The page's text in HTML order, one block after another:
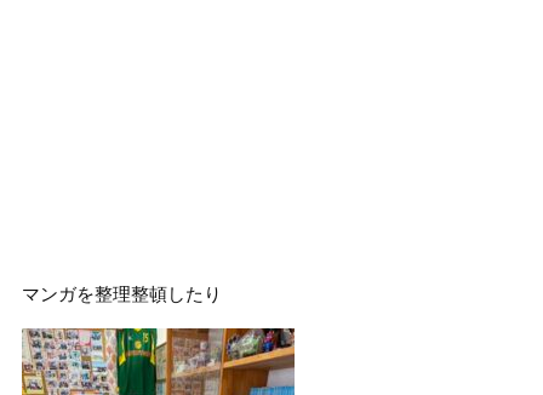
マンガを整理整頓したり